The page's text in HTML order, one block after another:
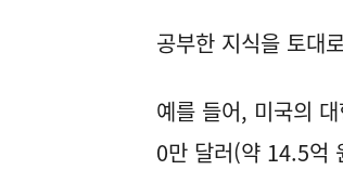
공부한 지식을 토대
예를 들어, 미국의
0만 달러(약 14.5억